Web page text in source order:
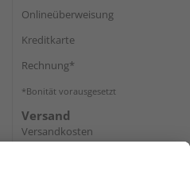
Onlineüberweisung
Kreditkarte
Rechnung*
*Bonität vorausgesetzt
Versand
Versandkosten